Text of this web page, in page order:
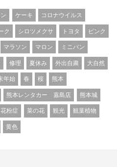
ケーキ コロナウイルス
ク シロツメクサ トヨタ ピンク
マラソン マロン ミニバン
修理 夏休み 外出自粛 大自然
年始 春 桜 熊本
熊本レンタカー 嘉島店 熊本城
花粉症 菜の花 観光 観葉植物
黄色